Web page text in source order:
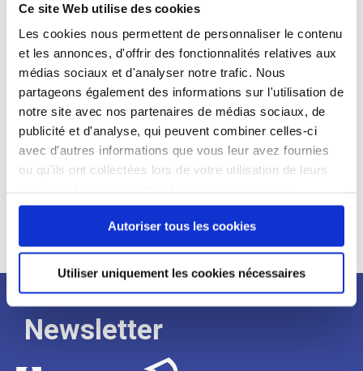
Ce site Web utilise des cookies
Les cookies nous permettent de personnaliser le contenu
et les annonces, d'offrir des fonctionnalités relatives aux
médias sociaux et d'analyser notre trafic. Nous
partageons également des informations sur l'utilisation de
notre site avec nos partenaires de médias sociaux, de
publicité et d'analyse, qui peuvent combiner celles-ci
avec d'autres informations que vous leur avez fournies
ou qu'ils ont collectées lors de votre utilisation de leurs
continuez à utiliser notre site Web.
Autoriser tous les cookies
Utiliser uniquement les cookies nécessaires
Qualifications et diplômes :
Profil recherché :
Expérience :
Processus
de
recrutement
Newsletter